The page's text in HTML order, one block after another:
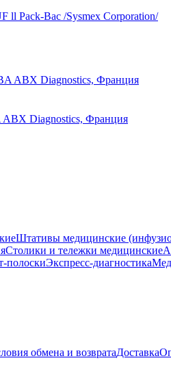
ll Pack-Bac /Sysmex Corporation/
Diagnostics, Франция
Штативы медицинские
Столики и тележки медицинские
полоскиЭкспресс-диагностика
обмена и возвратаДоставка